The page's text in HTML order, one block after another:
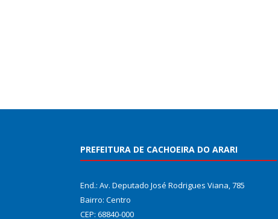
PREFEITURA DE CACHOEIRA DO ARARI
End.: Av. Deputado José Rodrigues Viana, 785
Bairro: Centro
CEP: 68840-000